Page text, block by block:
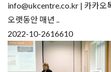
info@ukcentre.co.kr | 카카오
오랫동안 매년 ..
2022-10-2616610